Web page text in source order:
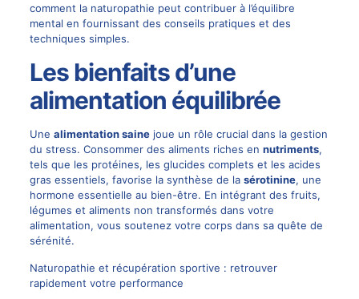
comment la naturopathie peut contribuer à l’équilibre
mental en fournissant des conseils pratiques et des
techniques simples.
Les bienfaits d’une
alimentation équilibrée
Une alimentation sainejoue un rôle crucial dans la gestion
du stress. Consommer des aliments riches en nutriments,
tels que les protéines, les glucides complets et les acides
gras essentiels, favorise la synthèse de la sérotinine, une
hormone essentielle au bien-être. En intégrant des fruits,
légumes et aliments non transformés dans votre
alimentation, vous soutenez votre corps dans sa quête de
sérénité.
Naturopathie et récupération sportive : retrouver
rapidement votre performance